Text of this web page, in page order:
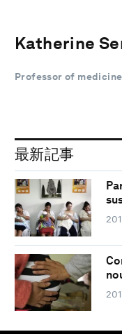
Katherine
Professor of
最新記事